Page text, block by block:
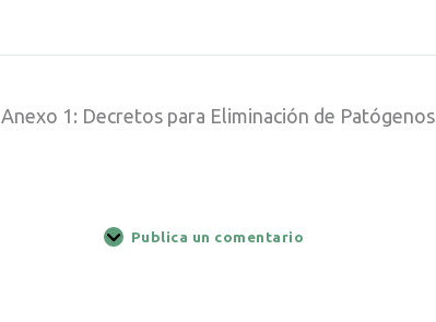
Anexo 1: Decretos para Eliminación de Patógenos
Publica un comentario